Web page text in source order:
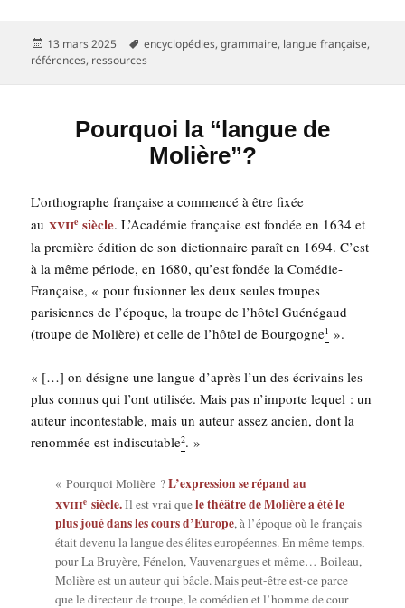
Publié
le
13 mars 2025
Mots-
clés
encyclopédies,grammaire, langue française,
références, ressources
Pourquoi la “langue de
Molière”?
L’or­tho­graphe fran­çaise a com­men­cé à être fixée
auxviie siècle. L’A­ca­dé­mie fran­çaise est fon­dée en 1634 et
la pre­mière édi­tion de son dic­tion­naire paraît en 1694. C’est
à la même période, en 1680, qu’est fon­dée la Comé­die-
Fran­çaise, « pour fusion­ner les deux seules troupes
pari­siennes de l’é­poque, la troupe de l’hô­tel Gué­né­gaud
(troupe de Molière) et celle de l’hô­tel de Bour­gogne1 ».
« […] on désigne une langue d’après l’un des écri­vains les
plus connus qui l’ont uti­li­sée. Mais pas n’importe lequel : un
auteur incon­tes­table, mais un auteur assez ancien, dont la
renom­mée est indis­cu­table2. »
« Pour­quoi Molière ?L’ex­pres­sion se répand au
xviiie siècle.Il est vrai quele théâtre de Molière a été le
plus joué dans les cours d’Eu­rope, à l’é­poque où le fran­çais
était deve­nu la langue des élites euro­péennes. En même temps,
pour La Bruyère, Féne­lon, Vau­ve­nargues et même… Boi­leau,
Molière est un auteur qui bâcle. Mais peut-être est-ce parce
que le direc­teur de troupe, le comé­dien et l’homme de cour